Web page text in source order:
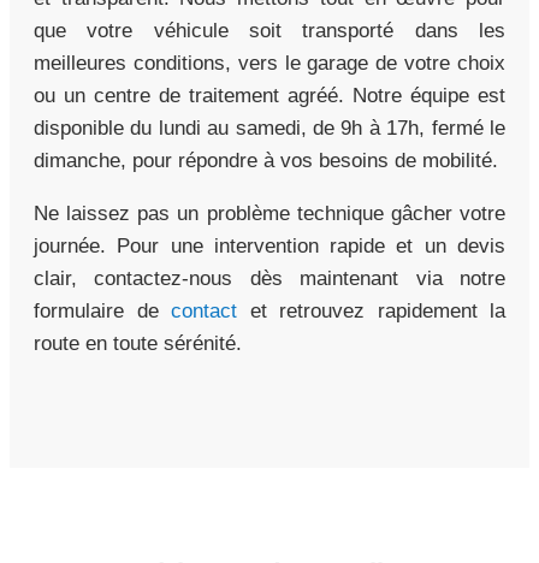
que votre véhicule soit transporté dans les
meilleures conditions, vers le garage de votre choix
ou un centre de traitement agréé. Notre équipe est
disponible du lundi au samedi, de 9h à 17h, fermé le
dimanche, pour répondre à vos besoins de mobilité.
Ne laissez pas un problème technique gâcher votre
journée. Pour une intervention rapide et un devis
clair, contactez-nous dès maintenant via notre
formulaire de contact et retrouvez rapidement la
route en toute sérénité.